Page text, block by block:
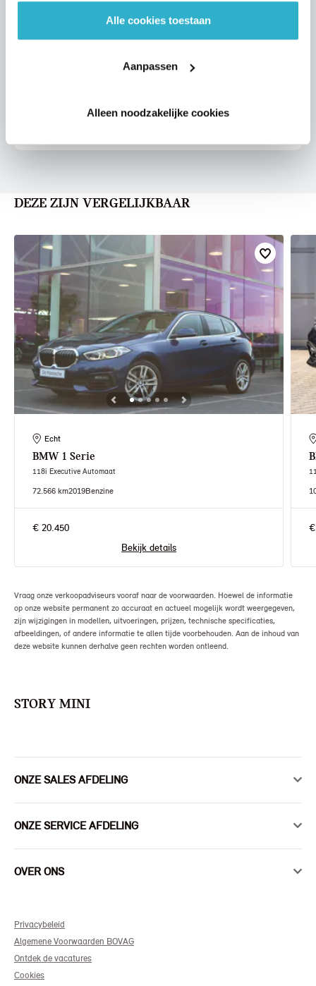
Alle cookies toestaan
Aanpassen
Alleen noodzakelijke cookies
VOORSTEL AANVRAGEN
U vertelt meer over uw auto
DEZE ZIJN VERGELIJKBAAR
Echt
BMW 1 Serie
118i Executive Automaat
72.566 km2019Benzine
€ 20.450
Bekijk details
Vraag onze verkoopadviseurs vooraf naar de voorwaarden. Hoewel de informatie
op onze website permanent zo accuraat en actueel mogelijk wordt weergegeven,
zijn wijzigingen in modellen, uitvoeringen, prijzen, technische specificaties,
afbeeldingen, of andere informatie te allen tijde voorbehouden. Aan de inhoud van
deze website kunnen derhalve geen rechten worden ontleend.
STORY MINI
ONZE SALES AFDELING
ONZE SERVICE AFDELING
OVER ONS
Privacybeleid
Algemene Voorwaarden BOVAG
Ontdek de vacatures
Cookies